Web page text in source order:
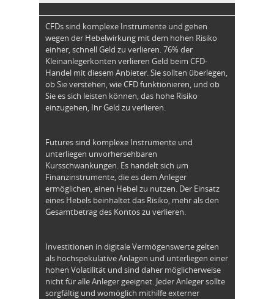
CFDs sind komplexe Instrumente und gehen
wegen der Hebelwirkung mit dem hohen Risiko
einher, schnell Geld zu verlieren. 76% der
Kleinanlegerkonten verlieren Geld beim CFD-
Handel mit diesem Anbieter. Sie sollten überlegen,
ob Sie verstehen, wie CFD funktionieren, und ob
Sie es sich leisten können, das hohe Risiko
einzugehen, Ihr Geld zu verlieren.
Futures sind komplexe Instrumente und
unterliegen unvorhersehbaren
Kursschwankungen. Es handelt sich um
Finanzinstrumente, die es dem Anleger
ermöglichen, einen Hebel zu nutzen. Der Einsatz
eines Hebels beinhaltet das Risiko, mehr als den
Gesamtbetrag des Kontos zu verlieren.
Investitionen in digitale Vermögenswerte gelten
als hochspekulative Anlagen und unterliegen einer
hohen Volatilität und sind daher möglicherweise
nicht für alle Anleger geeignet. Jeder Anleger sollte
sorgfältig und womöglich mithilfe externer